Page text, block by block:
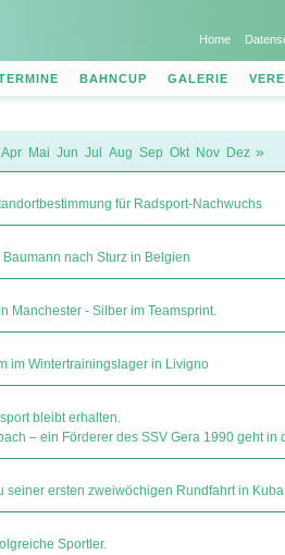
Home
BAHNCUP GALERIE
Apr Mai Jun Jul Aug Sep Okt Nov Dez »
für Radsport-Nachwuchs
nach Sturz in Belgien
Manchester - Silber im Teamsprint.
im Wintertrainingslager in Livigno
bleibt erhalten.
– ein Förderer des SSV Gera 1990 geht in
seiner ersten zweiwöchigen Rundfahrt in
Sportler.